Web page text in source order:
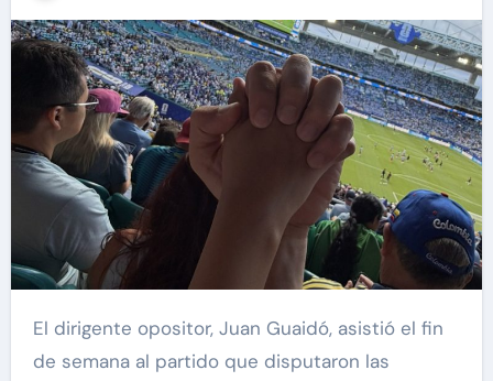
El dirigente opositor, Juan Guaidó, asistió el fin
de semana al partido que disputaron las